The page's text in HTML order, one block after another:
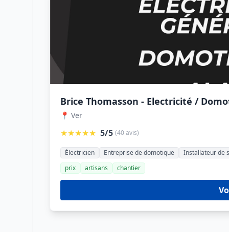
Brice Thomasson - Electricité /
📍 Ver
★★★★★ 5/5 (40 avis)
Électricien Entreprise de domotique
Installateur de
prix
artisans chantier